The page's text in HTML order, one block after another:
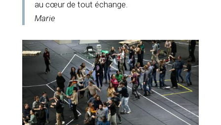
au cœur de tout échange.
Marie